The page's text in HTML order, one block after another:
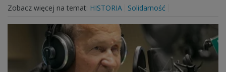
Zobacz więcej na temat: HISTORIA Solidarność